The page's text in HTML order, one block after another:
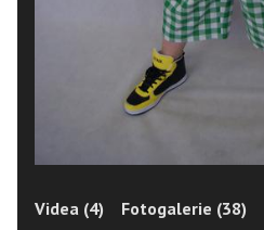
Videa (4) Fotogalerie (38)